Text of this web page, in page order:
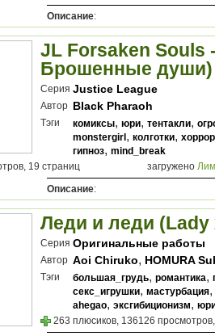
Описание:
JL Forsaken Souls
Брошенные души)
Серия Justice League
Автор Black Pharaoh
Тэги комиксы, юри, тентакли,
monstergirl , колготки, хоррор
гипноз, mind_break
19 страниц
загружено
Описание:
Леди и леди (Lady
Серия Оригинальные работы
Автор Aoi Chiruko, HOMURA
Kodama naoko,Mira,
Tendou Itsuki
Тэги большая_грудь, романтика,
секс_игрушки, мастурбация,
ahegao, эксгибиционизм,
263 плюсиков, 136126